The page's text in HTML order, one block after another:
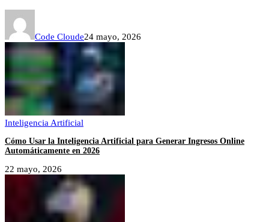
Code Cloude24 mayo, 2026
Inteligencia Artificial
Cómo Usar la Inteligencia Artificial para Generar Ingresos Online
Automáticamente en 2026
22 mayo, 2026